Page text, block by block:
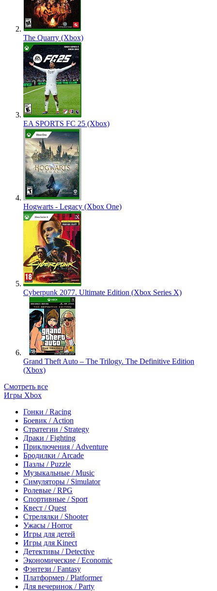
The Quarry (Xbox)
EA SPORTS FC 25 (Xbox)
Hogwarts - Legacy (Xbox One)
Cyberpunk 2077. Ultimate Edition (Xbox Series X)
Grand Theft Auto – The Trilogy. The Definitive Edition
(Xbox)
Смотреть все
Игры Xbox
Гонки / Racing
Боевик / Action
Стратегии / Strategy
Драки / Fighting
Приключения / Adventure
Бродилки / Arcade
Пазлы / Puzzle
Музыкальные / Music
Симуляторы / Simulator
Ролевые / RPG
Спортивные / Sport
Квест / Quest
Стрелялки / Shooter
Ужасы / Horror
Игры для детей
Игры для Kinect
Детективы / Detective
Экономические / Economic
Фэнтези / Fantasy
Платформер / Platformer
Для вечеринок / Party